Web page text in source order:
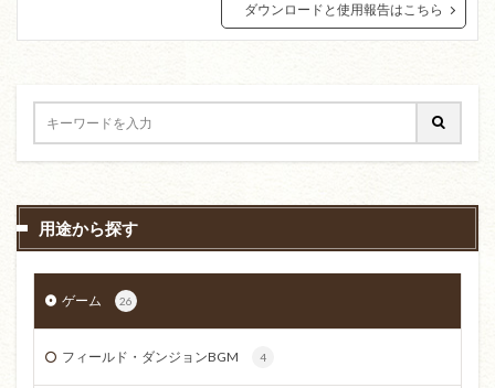
ダウンロードと使用報告はこちら
用途から探す
ゲーム 26
フィールド・ダンジョンBGM 4